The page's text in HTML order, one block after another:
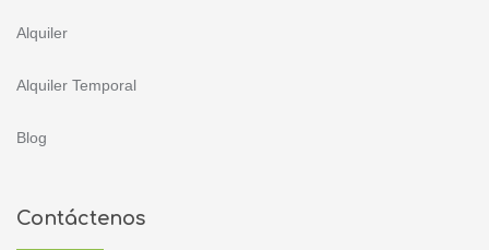
Alquiler
Alquiler Temporal
Blog
Contáctenos